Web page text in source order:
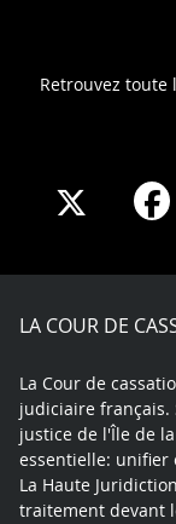
Retrouvez toute
Share
X
LA COUR DE
La Cour de
judiciaire français.
justice de l'Île de
essentielle:
La Haute
traitement devant